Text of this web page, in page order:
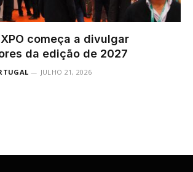
começa a divulgar
da edição de 2027
JULHO 21, 2026